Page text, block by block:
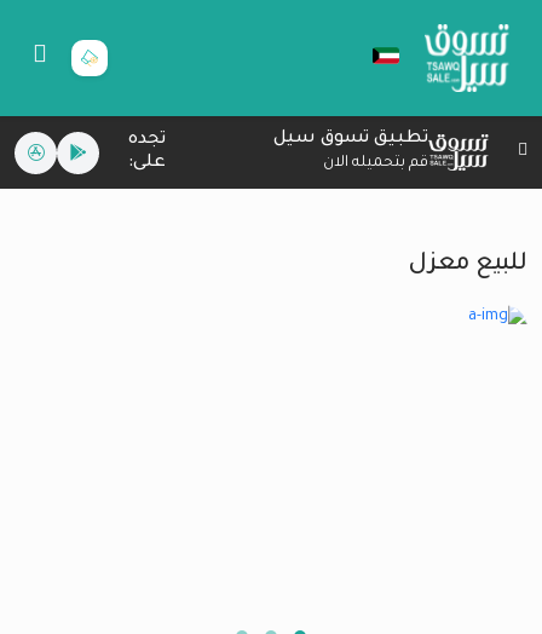
تطبيق تسوق سيل
قم بتحميله الان
تجده
على:
للبيع معزل